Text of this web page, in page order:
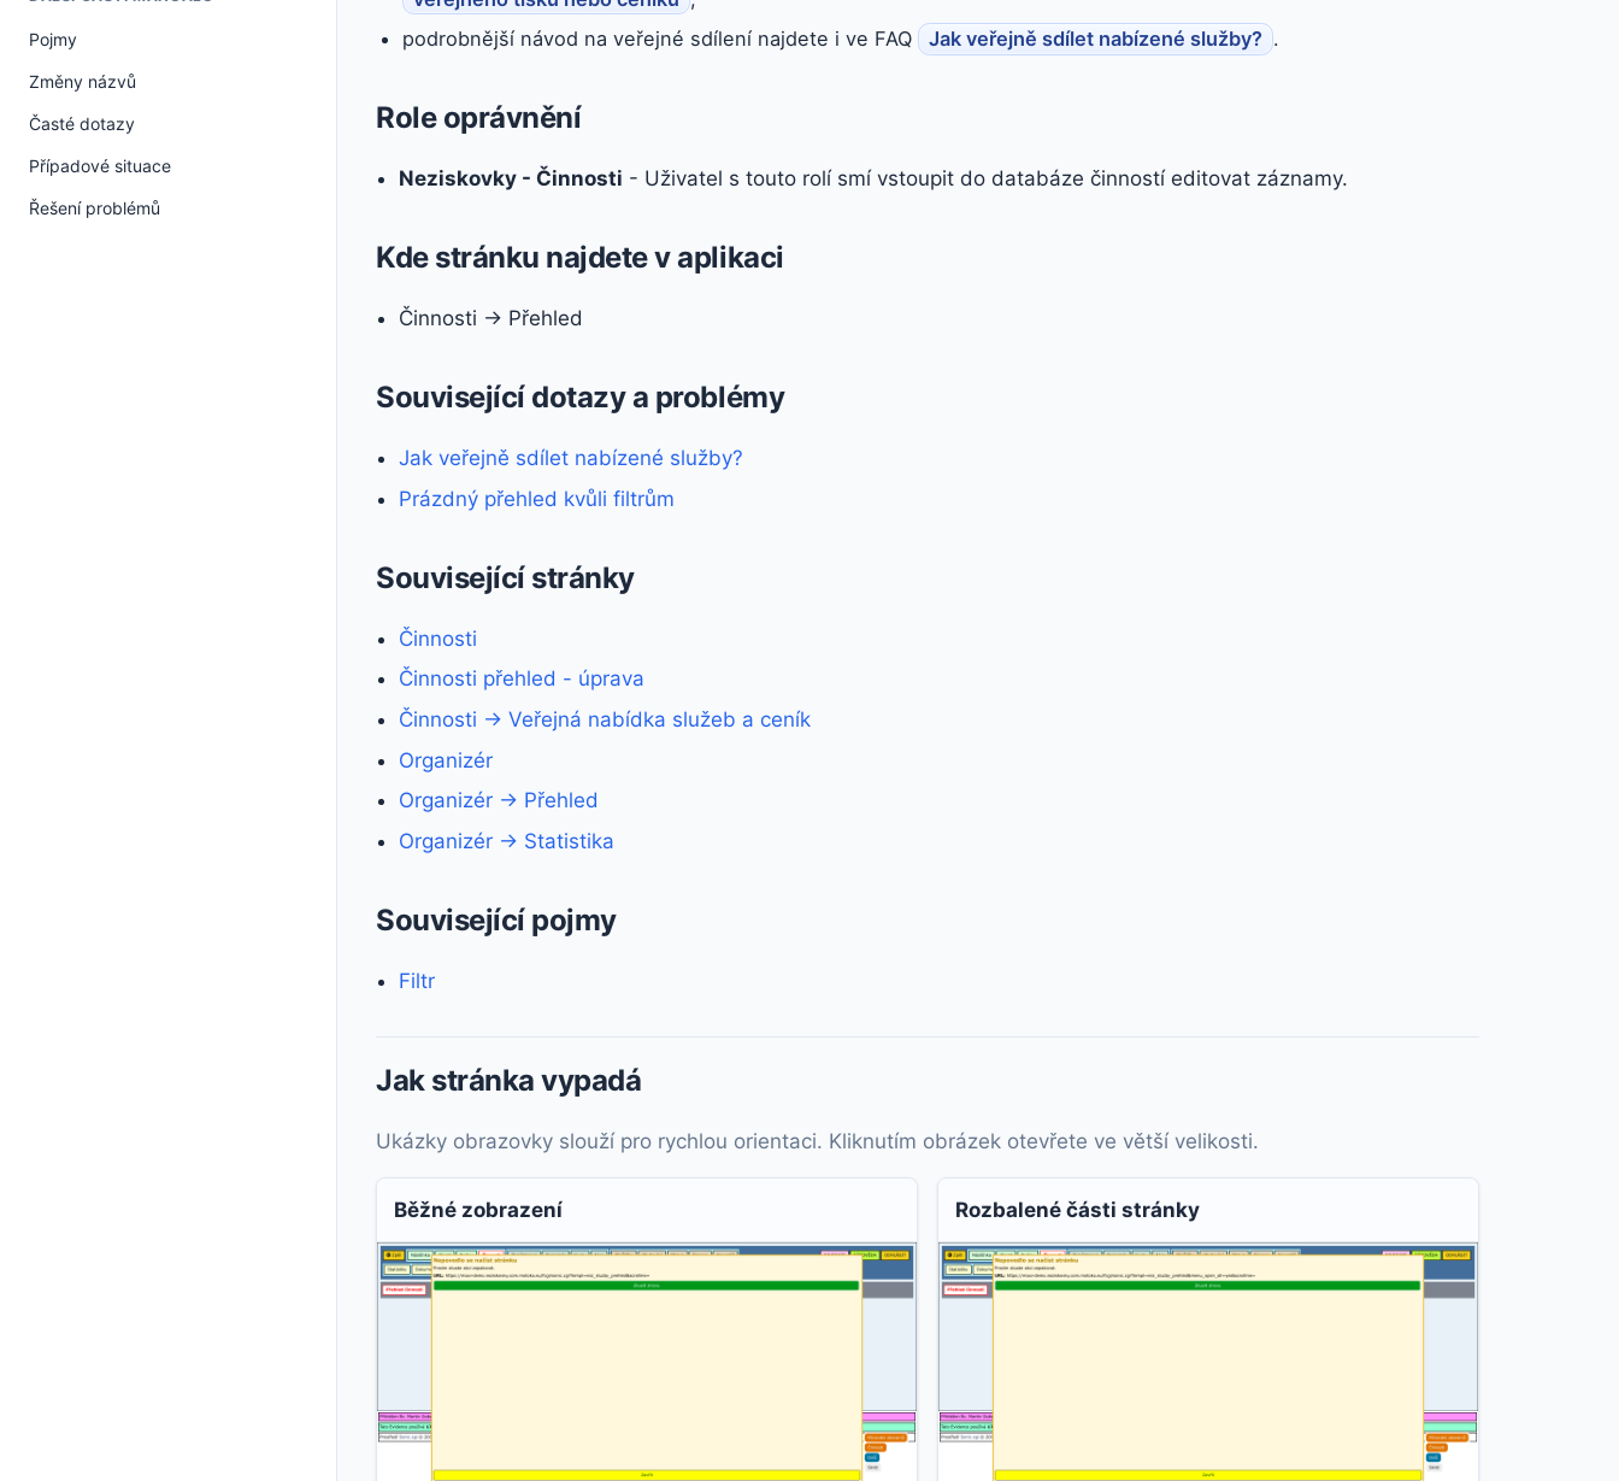
Pojmy
Změny názvů
Časté dotazy
Případové situace
Řešení problémů
podrobnější návod na veřejné sdílení najdete i ve FAQ
Jak veřejně sdílet nabízené služby? .
Role oprávnění
Neziskovky - Činnosti - Uživatel s touto rolí smí vstoupit do databáze činností editovat záznamy.
Kde stránku najdete v aplikaci
Činnosti → Přehled
Související dotazy a problémy
Jak veřejně sdílet nabízené služby?
Prázdný přehled kvůli filtrům
Související stránky
Činnosti
Činnosti přehled - úprava
Činnosti → Veřejná nabídka služeb a ceník
Organizér
Organizér → Přehled
Organizér → Statistika
Související pojmy
Filtr
Jak stránka vypadá
Ukázky obrazovky slouží pro rychlou orientaci. Kliknutím obrázek otevřete ve větší velikosti.
Běžné zobrazení Rozbalené části stránky